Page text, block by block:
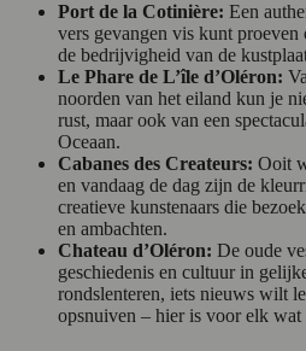
Port de la Cotinière: Een
vers gevangen vis kunt
de bedrijvigheid van de
Le Phare de L’île d’Oléron:
noorden van het eiland kun je
rust, maar ook van een
Oceaan.
Cabanes des Createurs: Ooit
en vandaag de dag zijn de
creatieve kunstenaars die
en ambachten.
Chateau d’Oléron: De oude
geschiedenis en cultuur in
rondslenteren, iets nieuws wilt
opsnuiven – hier is voor elk wat